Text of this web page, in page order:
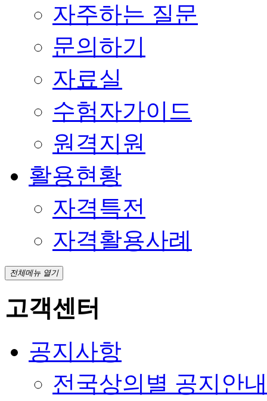
자주하는 질문
문의하기
자료실
수험자가이드
원격지원
활용현황
자격특전
자격활용사례
전체메뉴 열기
고객센터
공지사항
전국상의별 공지안내